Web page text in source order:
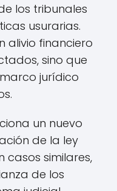
los tribunales
usurarias.
alivio financiero
sino que
jurídico
un nuevo
de la ley
casos similares,
de los